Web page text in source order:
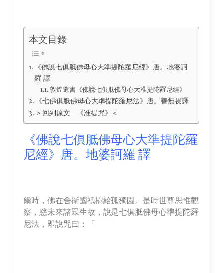
本文目錄
《佛說七俱胝佛母心大準提陀羅尼經》唐。地婆訶
羅 譯
敦煌遺書《佛說七俱胝佛母心大准提陀羅尼經》
《七佛俱胝佛母心大準提陀羅尼法》唐。善無畏譯
＞回到原文—《准提咒》＜
《佛說七俱胝佛母心大準提陀羅
尼經》唐。地婆訶羅 譯
爾時，佛在舍衛國祇樹給孤獨園。是時世尊思惟觀
察，愍未來諸眾生故，說是七俱胝佛母心準提陀羅
尼法，即說咒曰：「